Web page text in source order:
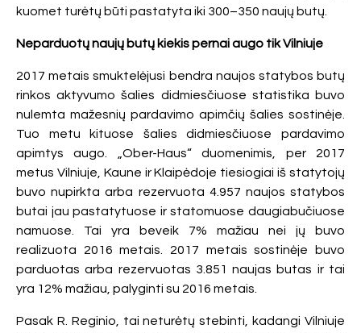
kuomet turėtų būti pastatyta iki 300–350 naujų butų.
Neparduotų naujų butų kiekis pernai augo tik Vilniuje
2017 metais smuktelėjusi bendra naujos statybos butų
rinkos aktyvumo šalies didmiesčiuose statistika buvo
nulemta mažesnių pardavimo apimčių šalies sostinėje.
Tuo metu kituose šalies didmiesčiuose pardavimo
apimtys augo. „Ober-Haus“ duomenimis, per 2017
metus Vilniuje, Kaune ir Klaipėdoje tiesiogiai iš statytojų
buvo nupirkta arba rezervuota 4.957 naujos statybos
butai jau pastatytuose ir statomuose daugiabučiuose
namuose. Tai yra beveik 7% mažiau nei jų buvo
realizuota 2016 metais. 2017 metais sostinėje buvo
parduotas arba rezervuotas 3.851 naujas butas ir tai
yra 12% mažiau, palyginti su 2016 metais.
Pasak R. Reginio, tai neturėtų stebinti, kadangi Vilniuje